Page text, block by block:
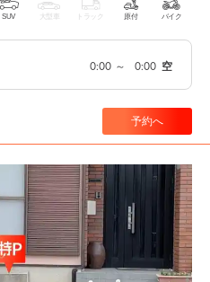
SUV 大型車 トラック 原付 バイク
0:00 ～ 0:00 空
予約へ